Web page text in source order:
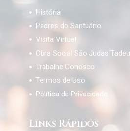
História
Padres do Santuário
Visita Virtual
Obra Social São Judas Tadeu
Trabalhe Conosco
Termos de Uso
Política de Privacidade
Links Rápidos